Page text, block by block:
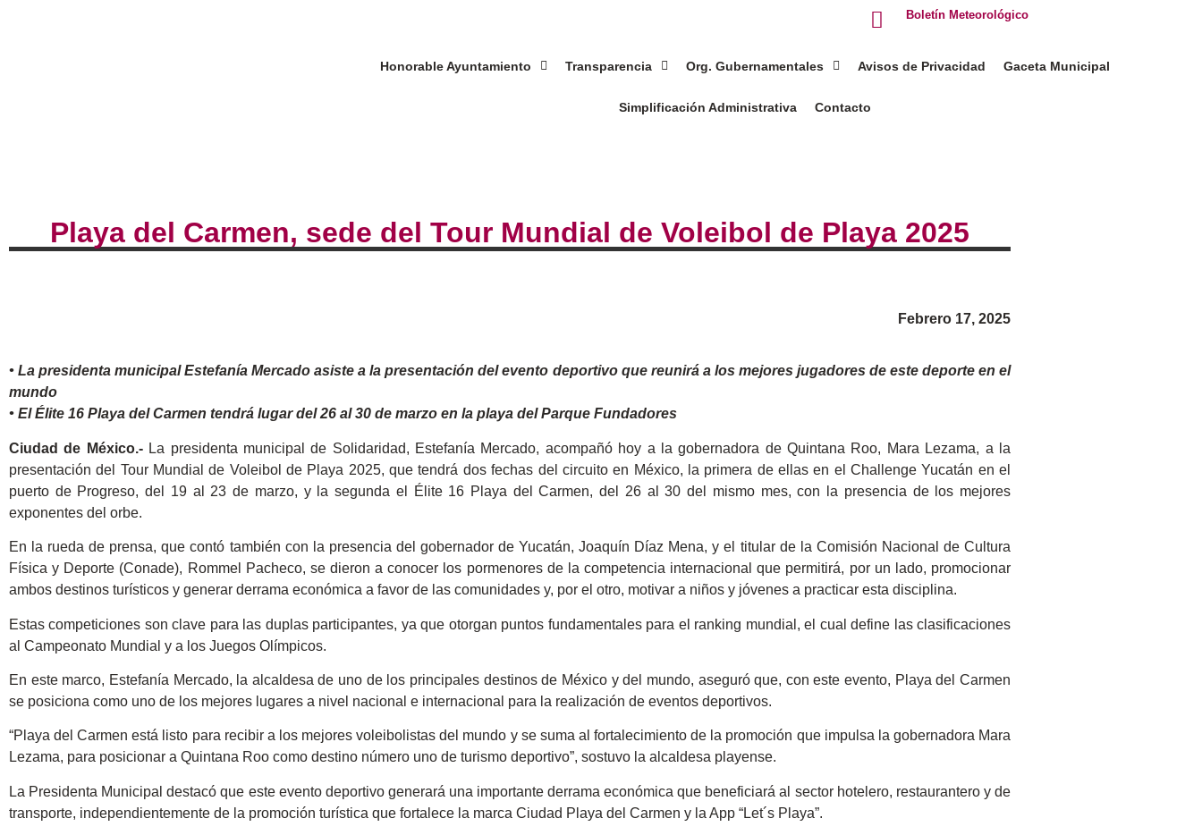
Boletín Meteorológico
Honorable Ayuntamiento Transparencia Org. Gubernamentales Avisos de Privacidad Gaceta Municipal
Simplificación Administrativa Contacto
Playa del Carmen, sede del Tour Mundial de Voleibol de Playa 2025
Febrero 17, 2025
• La presidenta municipal Estefanía Mercado asiste a la presentación del evento deportivo que reunirá a los mejores jugadores de este deporte en el
mundo
• El Élite 16 Playa del Carmen tendrá lugar del 26 al 30 de marzo en la playa del Parque Fundadores
Ciudad de México.-La presidenta municipal de Solidaridad, Estefanía Mercado, acompañó hoy a la gobernadora de Quintana Roo, Mara Lezama, a la
presentación del Tour Mundial de Voleibol de Playa 2025, que tendrá dos fechas del circuito en México, la primera de ellas en el Challenge Yucatán en el
puerto de Progreso, del 19 al 23 de marzo, y la segunda el Élite 16 Playa del Carmen, del 26 al 30 del mismo mes, con la presencia de los mejores
exponentes del orbe.
En la rueda de prensa, que contó también con la presencia del gobernador de Yucatán, Joaquín Díaz Mena, y el titular de la Comisión Nacional de Cultura
Física y Deporte (Conade), Rommel Pacheco, se dieron a conocer los pormenores de la competencia internacional que permitirá, por un lado, promocionar
ambos destinos turísticos y generar derrama económica a favor de las comunidades y, por el otro, motivar a niños y jóvenes a practicar esta disciplina.
Estas competiciones son clave para las duplas participantes, ya que otorgan puntos fundamentales para el ranking mundial, el cual define las clasificaciones
al Campeonato Mundial y a los Juegos Olímpicos.
En este marco, Estefanía Mercado, la alcaldesa de uno de los principales destinos de México y del mundo, aseguró que, con este evento, Playa del Carmen
se posiciona como uno de los mejores lugares a nivel nacional e internacional para la realización de eventos deportivos.
“Playa del Carmen está listo para recibir a los mejores voleibolistas del mundo y se suma al fortalecimiento de la promoción que impulsa la gobernadora Mara
Lezama, para posicionar a Quintana Roo como destino número uno de turismo deportivo”, sostuvo la alcaldesa playense.
La Presidenta Municipal destacó que este evento deportivo generará una importante derrama económica que beneficiará al sector hotelero, restaurantero y de
transporte, independientemente de la promoción turística que fortalece la marca Ciudad Playa del Carmen y la App “Let´s Playa”.